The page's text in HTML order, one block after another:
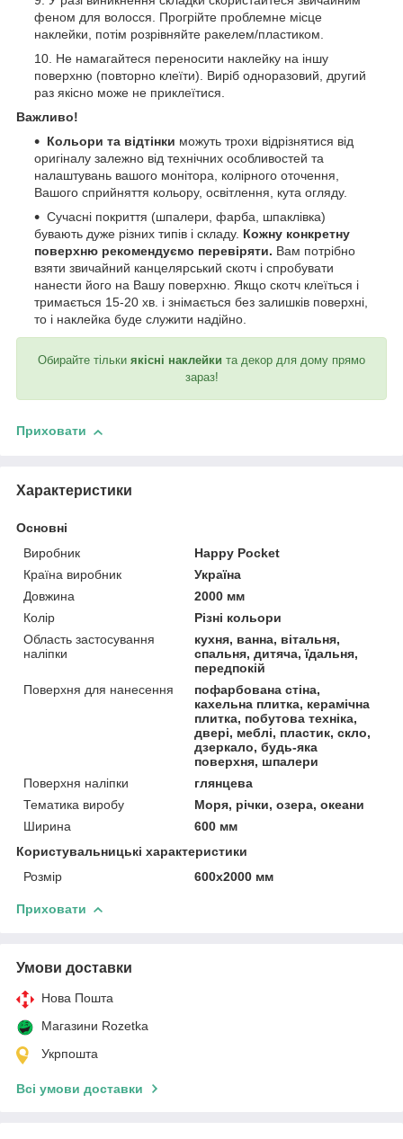
феном для волосся. Прогрійте проблемне місце
наклейки, потім розрівняйте ракелем/пластиком.
Не намагайтеся переносити наклейку на іншу
поверхню (повторно клеїти). Виріб одноразовий, другий
раз якісно може не приклеїтися.
Важливо!
Кольори та відтінки можуть трохи відрізнятися від
оригіналу залежно від технічних особливостей та
налаштувань вашого монітора, колірного оточення,
Вашого сприйняття кольору, освітлення, кута огляду.
Сучасні покриття (шпалери, фарба, шпаклівка)
бувають дуже різних типів і складу. Кожну конкретну
поверхню рекомендуємо перевіряти. Вам потрібно
взяти звичайний канцелярський скотч і спробувати
нанести його на Вашу поверхню. Якщо скотч клеїться і
тримається 15-20 хв. і знімається без залишків поверхні,
то і наклейка буде служити надійно.
Обирайте тільки якісні наклейки та декор для дому прямо
зараз!
Приховати
Характеристики
Основні
Виробник
Happy Pocket
Країна виробник
Україна
Довжина
2000 мм
Колір
Різні кольори
Область застосування
наліпки
кухня, ванна, вітальня,
спальня, дитяча, їдальня,
передпокій
Поверхня для нанесення
пофарбована стіна,
кахельна плитка, керамічна
плитка, побутова техніка,
двері, меблі, пластик, скло,
дзеркало, будь-яка
поверхня, шпалери
Поверхня наліпки
глянцева
Тематика виробу
Моря, річки, озера, океани
Ширина
600 мм
Користувальницькі характеристики
Розмір
600х2000 мм
Приховати
Умови доставки
Нова Пошта
Магазини Rozetka
Укрпошта
Всі умови доставки